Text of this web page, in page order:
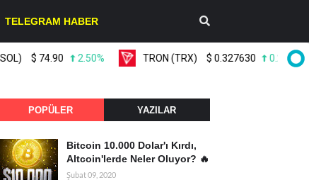
TELEGRAM HABER
$74.90 2.50% TRON (TRX) $0.327630 0.20%
POPÜLER YAZILAR
Bitcoin 10.000 Dolar'ı Kırdı,
Altcoin'lerde Neler Oluyor? 🔥
Şubat 09, 2020